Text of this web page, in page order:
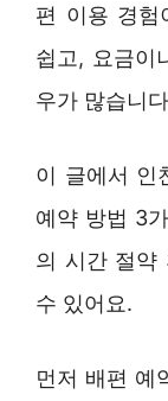
편 이용 경험
쉽고, 요금이
우가 많습니
이 글에서 인
예약 방법 3
의 시간 절약
수 있어요.
먼저 배편 예